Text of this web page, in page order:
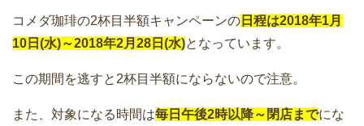
コメダ珈琲の2杯目半額キャンペーンの 日程は2018年1月
10日(水)～2018年2月28日(水)となっています。
この期間を逃すと2杯目半額にならないので注意。
また、対象になる時間は毎日午後2時以降～閉店までにな